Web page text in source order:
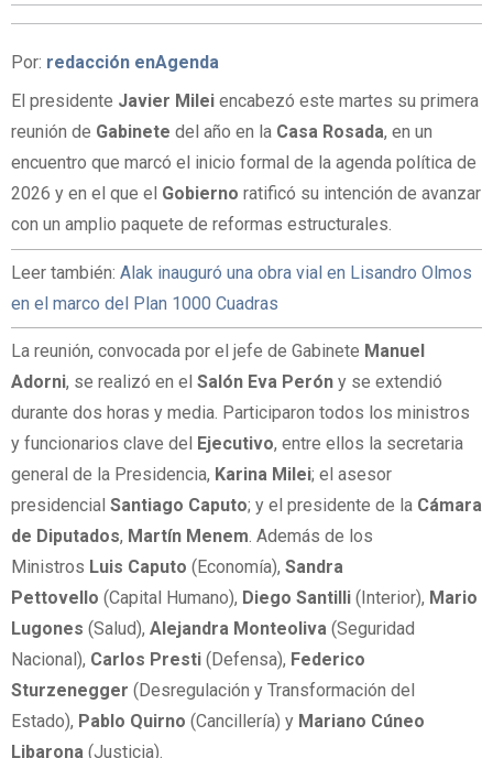
Por: redacción enAgenda
El presidente Javier Milei encabezó este martes su primera
reunión de Gabinete del año en la Casa Rosada, en un
encuentro que marcó el inicio formal de la agenda política de
2026 y en el que el Gobierno ratificó su intención de avanzar
con un amplio paquete de reformas estructurales.
Leer también: Alak inauguró una obra vial en Lisandro Olmos
en el marco del Plan 1000 Cuadras
La reunión, convocada por el jefe de Gabinete Manuel
Adorni, se realizó en el Salón Eva Perón y se extendió
durante dos horas y media. Participaron todos los ministros
y funcionarios clave del
Ejecutivo, entre ellos la secretaria
general de la Presidencia, Karina Milei; el asesor
presidencial Santiago Caputo; y el presidente de la Cámara
de Diputados, Martín Menem. Además de los
Ministros Luis Caputo (Economía), Sandra
Pettovello (Capital Humano), Diego Santilli (Interior), Mario
Lugones (Salud), Alejandra Monteoliva (Seguridad
Nacional), Carlos Presti (Defensa), Federico
Sturzenegger (Desregulación y Transformación del
Estado), Pablo Quirno (Cancillería) y Mariano Cúneo
Libarona (Justicia).